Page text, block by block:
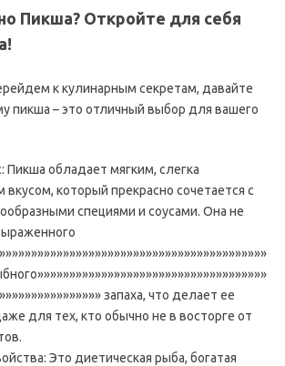
Пикша? Откройте для себя
к кулинарным секретам, давайте
пикша – это отличный выбор для вашего
Пикша обладает мягким, слегка
который прекрасно сочетается с
специями и соусами. Она не
запаха, что делает ее
для тех, кто обычно не в восторге от
Это диетическая рыба, богатая